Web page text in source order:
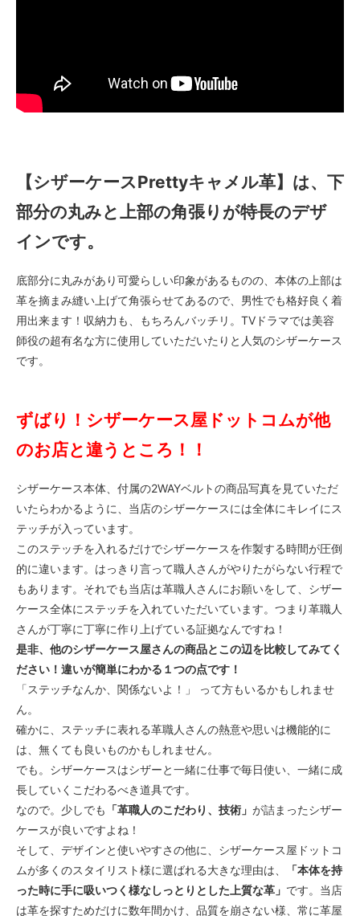
【シザーケースPrettyキャメル革】は、下
部分の丸みと上部の角張りが特長のデザ
インです。
底部分に丸みがあり可愛らしい印象があるものの、本体の上部は
革を摘まみ縫い上げて角張らせてあるので、男性でも格好良く着
用出来ます！収納力も、もちろんバッチリ。TVドラマでは美容
師役の超有名な方に使用していただいたりと人気のシザーケース
です。
ずばり！シザーケース屋ドットコムが他
のお店と違うところ！！
シザーケース本体、付属の2WAYベルトの商品写真を見ていただ
いたらわかるように、当店のシザーケースには全体にキレイにス
テッチが入っています。
このステッチを入れるだけでシザーケースを作製する時間が圧倒
的に違います。はっきり言って職人さんがやりたがらない行程で
もあります。それでも当店は革職人さんにお願いをして、シザー
ケース全体にステッチを入れていただいています。つまり革職人
さんが丁寧に丁寧に作り上げている証拠なんですね！
是非、他のシザーケース屋さんの商品とこの辺を比較してみてく
ださい！違いが簡単にわかる１つの点です！
「ステッチなんか、関係ないよ！」 って方もいるかもしれませ
ん。
確かに、ステッチに表れる革職人さんの熱意や思いは機能的に
は、無くても良いものかもしれません。
でも。シザーケースはシザーと一緒に仕事で毎日使い、一緒に成
長していくこだわるべき道具です。
なので。少しでも 「革職人のこだわり、技術」 が詰まったシザー
ケースが良いですよね！
そして、デザインと使いやすさの他に、シザーケース屋ドットコ
ムが多くのスタイリスト様に選ばれる大きな理由は、
「本体を持
った時に手に吸いつく様なしっとりとした上質な革」 です。当店
は革を探すためだけに数年間かけ、品質を崩さない様、常に革屋